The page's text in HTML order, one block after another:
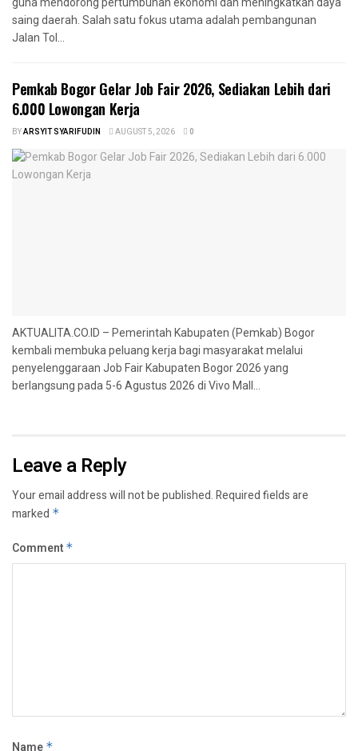
saing daerah. Salah satu fokus utama adalah pembangunan
Jalan Tol...
Pemkab Bogor Gelar Job Fair 2026, Sediakan Lebih dari
6.000 Lowongan Kerja
BYARSYIT SYARIFUDIN AUGUST 5, 2026 0
AKTUALITA.CO.ID – Pemerintah Kabupaten (Pemkab) Bogor
kembali membuka peluang kerja bagi masyarakat melalui
penyelenggaraan Job Fair Kabupaten Bogor 2026 yang
berlangsung pada 5-6 Agustus 2026 di Vivo Mall...
Leave a Reply
Your email address will not be published.Required fields are
marked *
Comment *
Name *